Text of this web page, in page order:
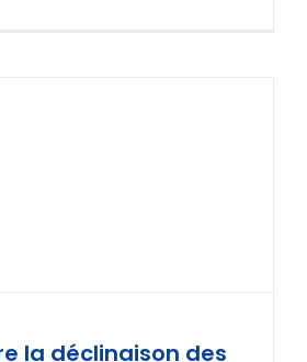
la déclinaison des